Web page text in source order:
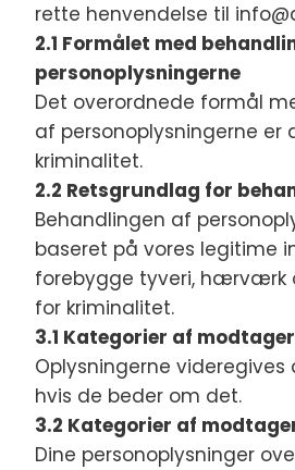
rette henvendelse til
2.1 Formålet med
personoplysningerne
Det overordnede formål
af personoplysningerne er
kriminalitet.
2.2 Retsgrundlag for
Behandlingen af
baseret på vores legitime
forebygge tyveri, hærværk
for kriminalitet.
3.1 Kategorier af
Oplysningerne videregives
hvis de beder om det.
3.2 Kategorier af
Dine personoplysninger